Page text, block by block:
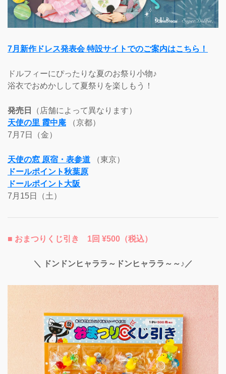
7月新作ドレス発表会 特設サイトでのご案内はこちら！
ドルフィーにぴったりな夏のお祭り小物♪
浴衣でおめかしして夏祭りを楽しもう！
発売日
（店舗によって異なります）
天使の里 霞中庵 （京都）
7月7日（金）
天使の窓 原宿・表参道 （東京）
ドールポイント秋葉原
ドールポイント大阪
7月15日（土）
■ おまつりくじ引き 1回 ¥500（税込）
＼ ドンドンヒャララ～ドンヒャララ～～♪／